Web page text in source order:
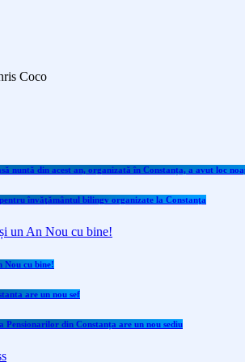
Coco
nuntă din acest an, organizată în Constanța, a avut loc
învăţământul bilingv organizate la Constanţa
Nou cu bine!
are un nou sef
Pensionarilor din Constanța are un nou sediu